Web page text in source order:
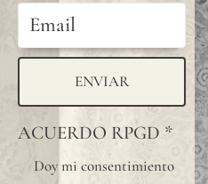
ENVIAR
ACUERDO RPGD *
Doy mi consentimiento